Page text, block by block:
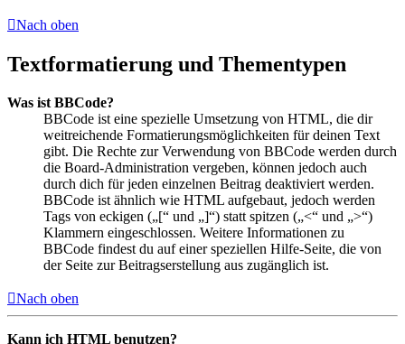
Nach oben
Textformatierung und Thementypen
Was ist BBCode?
BBCode ist eine spezielle Umsetzung von HTML, die dir
weitreichende Formatierungsmöglichkeiten für deinen Text
gibt. Die Rechte zur Verwendung von BBCode werden durch
die Board-Administration vergeben, können jedoch auch
durch dich für jeden einzelnen Beitrag deaktiviert werden.
BBCode ist ähnlich wie HTML aufgebaut, jedoch werden
Tags von eckigen („[“ und „]“) statt spitzen („<“ und „>“)
Klammern eingeschlossen. Weitere Informationen zu
BBCode findest du auf einer speziellen Hilfe-Seite, die von
der Seite zur Beitragserstellung aus zugänglich ist.
Nach oben
Kann ich HTML benutzen?